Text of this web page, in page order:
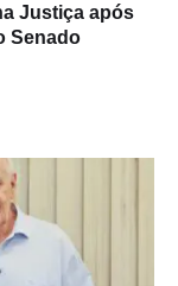
Justiça após
Senado